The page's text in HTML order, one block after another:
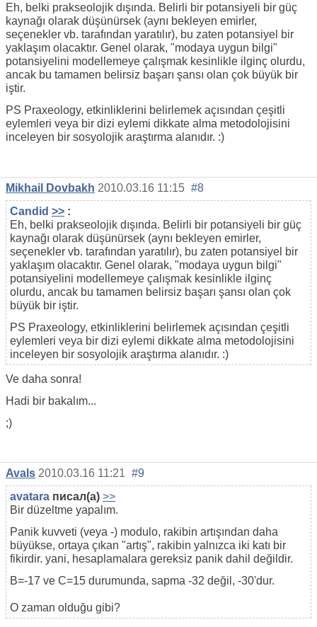
Eh, belki prakseolojik dışında. Belirli bir potansiyeli bir güç
kaynağı olarak düşünürsek (aynı bekleyen emirler,
seçenekler vb. tarafından yaratılır), bu zaten potansiyel bir
yaklaşım olacaktır. Genel olarak, "modaya uygun bilgi"
potansiyelini modellemeye çalışmak kesinlikle ilginç olurdu,
ancak bu tamamen belirsiz başarı şansı olan çok büyük bir
iştir.
PS Praxeology, etkinliklerini belirlemek açısından çeşitli
eylemleri veya bir dizi eylemi dikkate alma metodolojisini
inceleyen bir sosyolojik araştırma alanıdır. :)
Mikhail Dovbakh 2010.03.16 11:15 #8
Candid >> :
Eh, belki prakseolojik dışında. Belirli bir potansiyeli bir güç
kaynağı olarak düşünürsek (aynı bekleyen emirler,
seçenekler vb. tarafından yaratılır), bu zaten potansiyel bir
yaklaşım olacaktır. Genel olarak, "modaya uygun bilgi"
potansiyelini modellemeye çalışmak kesinlikle ilginç
olurdu, ancak bu tamamen belirsiz başarı şansı olan çok
büyük bir iştir.
PS Praxeology, etkinliklerini belirlemek açısından çeşitli
eylemleri veya bir dizi eylemi dikkate alma metodolojisini
inceleyen bir sosyolojik araştırma alanıdır. :)
Ve daha sonra!
Hadi bir bakalım...
;)
Avals 2010.03.16 11:21 #9
avatara писал(а) >>
Bir düzeltme yapalım.
Panik kuvveti (veya -) modulo, rakibin artışından daha
büyükse, ortaya çıkan "artış", rakibin yalnızca iki katı bir
fikirdir. yani, hesaplamalara gereksiz panik dahil değildir.
B=-17 ve C=15 durumunda, sapma -32 değil, -30'dur.
O zaman olduğu gibi?